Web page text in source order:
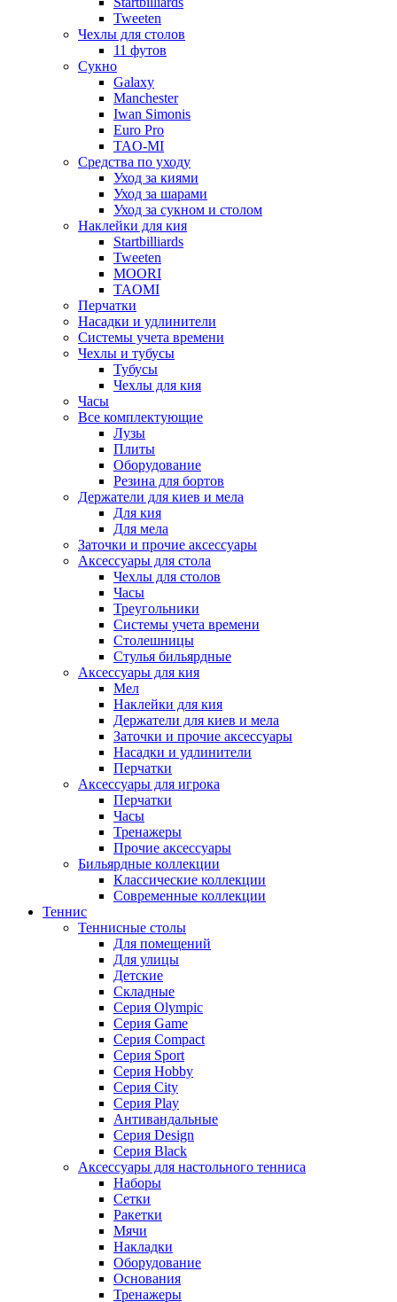
Tweeten
Чехлы для столов
11 футов
Сукно
Galaxy
Manchester
Iwan Simonis
Euro Pro
TAO-MI
Средства по уходу
Уход за киями
Уход за шарами
Уход за сукном и столом
Наклейки для кия
Startbilliards
Tweeten
MOORI
TAOMI
Перчатки
Насадки и удлинители
Системы учета времени
Чехлы и тубусы
Тубусы
Чехлы для кия
Часы
Все комплектующие
Лузы
Плиты
Оборудование
Резина для бортов
Держатели для киев и мела
Для кия
Для мела
Заточки и прочие аксессуары
Аксессуары для стола
Чехлы для столов
Часы
Треугольники
Системы учета времени
Столешницы
Стулья бильярдные
Аксессуары для кия
Мел
Наклейки для кия
Держатели для киев и мела
Заточки и прочие аксессуары
Насадки и удлинители
Перчатки
Аксессуары для игрока
Перчатки
Часы
Тренажеры
Прочие аксессуары
Бильярдные коллекции
Классические коллекции
Современные коллекции
Теннис
Теннисные столы
Для помещений
Для улицы
Детские
Складные
Серия Olympic
Серия Game
Серия Compact
Серия Sport
Серия Hobby
Серия City
Серия Play
Антивандальные
Серия Design
Серия Black
Аксессуары для настольного тенниса
Наборы
Сетки
Ракетки
Мячи
Накладки
Оборудование
Основания
Тренажеры